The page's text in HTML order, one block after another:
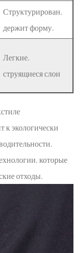
Структурирован,
держит форму.
Легкие,
струящиеся слои
к экологически
которые
отходы.